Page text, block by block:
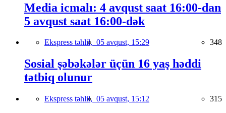
Media icmalı: 4 avqust saat 16:00-dan
5 avqust saat 16:00-dək
Ekspress təhlil, 05 avqust, 15:29 348
Sosial şəbəkələr üçün 16 yaş həddi
tətbiq olunur
Ekspress təhlil, 05 avqust, 15:12 315